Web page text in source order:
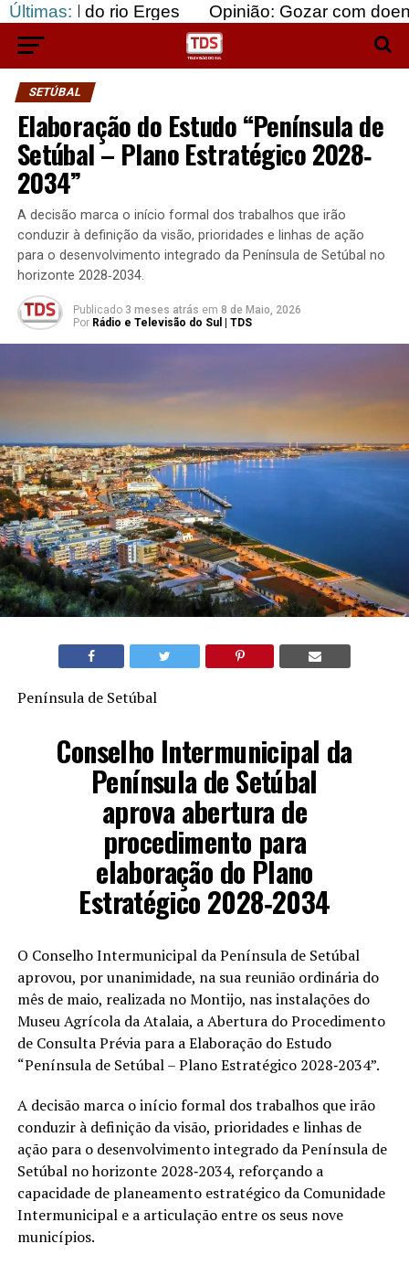
Últimas:
rio Erges Opinião: Gozar com doentes e
SETÚBAL
Elaboração do Estudo “Península de
Setúbal – Plano Estratégico 2028‐
2034”
A decisão marca o início formal dos trabalhos que irão
conduzir à definição da visão, prioridades e linhas de ação
para o desenvolvimento integrado da Península de Setúbal no
horizonte 2028‐2034.
Publicado 3 meses atrás em 8 de Maio, 2026
Por Rádio e Televisão do Sul | TDS
Península de Setúbal
Conselho Intermunicipal da
Península de Setúbal
aprova abertura de
procedimento para
elaboração do Plano
Estratégico 2028‐2034
O Conselho Intermunicipal da Península de Setúbal
aprovou, por unanimidade, na sua reunião ordinária do
mês de maio, realizada no Montijo, nas instalações do
Museu Agrícola da Atalaia, a Abertura do Procedimento
de Consulta Prévia para a Elaboração do Estudo
“Península de Setúbal – Plano Estratégico 2028‐2034”.
A decisão marca o início formal dos trabalhos que irão
conduzir à definição da visão, prioridades e linhas de
ação para o desenvolvimento integrado da Península de
Setúbal no horizonte 2028‐2034, reforçando a
capacidade de planeamento estratégico da Comunidade
Intermunicipal e a articulação entre os seus nove
municípios.